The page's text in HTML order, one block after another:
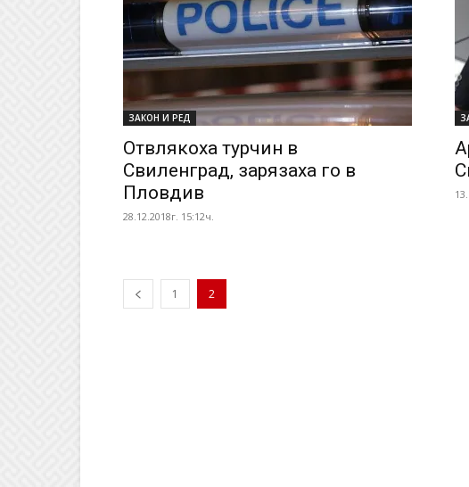
ЗАКОН И РЕД
Отвлякоха турчин в
Свиленград, зарязаха го в
Пловдив
28.12.2018г. 15:12ч.
1 2